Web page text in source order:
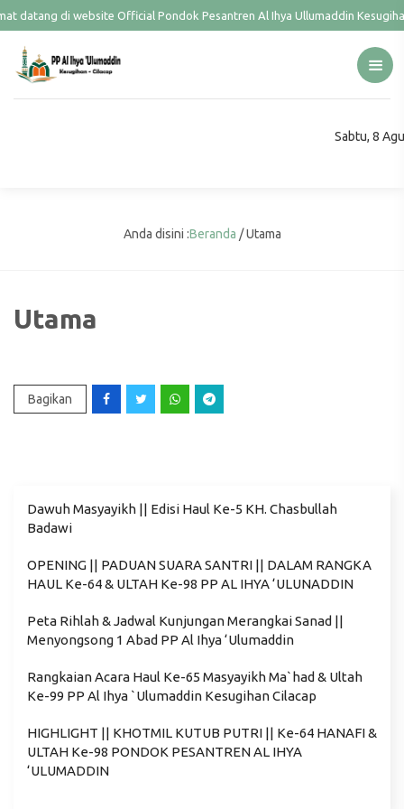
datang di website Official Pondok Pesantren Al Ihya Ullumaddin
Sabtu, 8
Anda disini :Beranda /Utama
Utama
Bagikan
Dawuh Masyayikh || Edisi Haul Ke-5 KH. Chasbullah
Badawi
OPENING || PADUAN SUARA SANTRI || DALAM RANGKA
HAUL Ke-64 & ULTAH Ke-98 PP AL IHYA ‘ULUNADDIN
Peta Rihlah & Jadwal Kunjungan Merangkai Sanad ||
Menyongsong 1 Abad PP Al Ihya ‘Ulumaddin
Rangkaian Acara Haul Ke-65 Masyayikh Ma`had & Ultah
Ke-99 PP Al Ihya `Ulumaddin Kesugihan Cilacap
HIGHLIGHT || KHOTMIL KUTUB PUTRI || Ke-64 HANAFI &
ULTAH Ke-98 PONDOK PESANTREN AL IHYA
‘ULUMADDIN